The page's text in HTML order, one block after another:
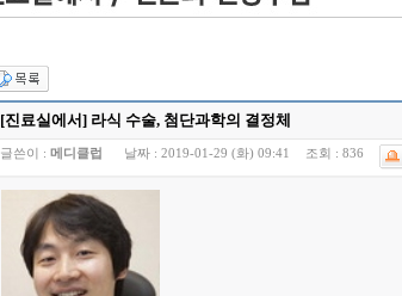
[진료실에서] 라식 수술, 첨단과학의 결정체
글쓴이 : 메디클럽 날짜 : 2019-01-29 (화) 09:41 조회 : 836